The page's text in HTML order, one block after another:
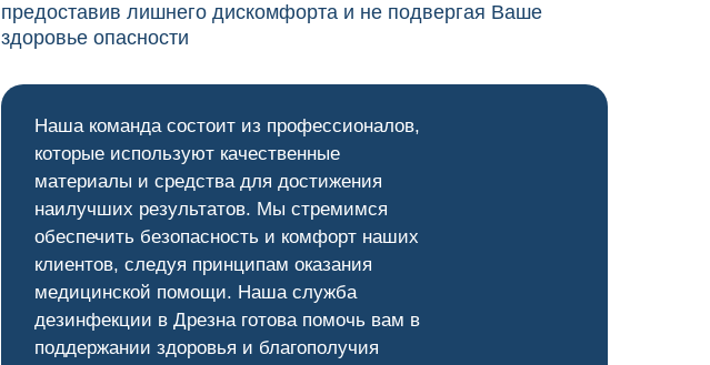
предоставив лишнего дискомфорта и не подвергая Ваше
здоровье опасности
Наша команда состоит из профессионалов,
которые используют качественные
материалы и средства для достижения
наилучших результатов. Мы стремимся
обеспечить безопасность и комфорт наших
клиентов, следуя принципам оказания
медицинской помощи. Наша служба
дезинфекции в Дрезна готова помочь вам в
поддержании здоровья и благополучия